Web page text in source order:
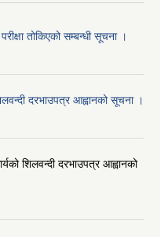
तोकिएको सम्बन्धी सूचना ।
दरभाउपत्र आह्वानको सूचना ।
शिलवन्दी दरभाउपत्र आह्वानको